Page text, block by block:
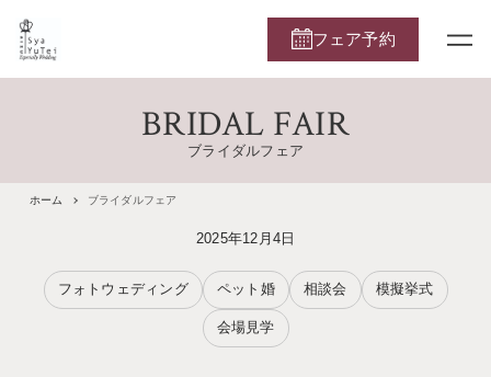
フェア予約
BRIDAL FAIR
ブライダルフェア
ホーム ブライダルフェア
2025年12月4日
フォトウェディング ペット婚 相談会 模擬挙式
会場見学